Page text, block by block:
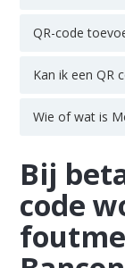
QR-code
Kan ik een QR
Wie of wat is
Bij
code